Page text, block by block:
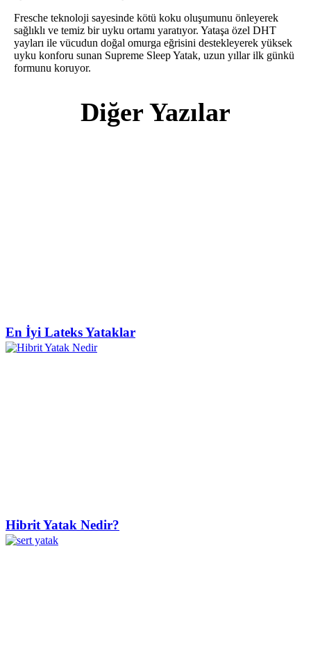
Fresche teknoloji sayesinde kötü koku oluşumunu önleyerek
sağlıklı ve temiz bir uyku ortamı yaratıyor. Yataşa özel DHT
yayları ile vücudun doğal omurga eğrisini destekleyerek yüksek
uyku konforu sunan Supreme Sleep Yatak, uzun yıllar ilk günkü
formunu koruyor.
Diğer Yazılar
En İyi Lateks Yataklar
Hibrit Yatak Nedir?